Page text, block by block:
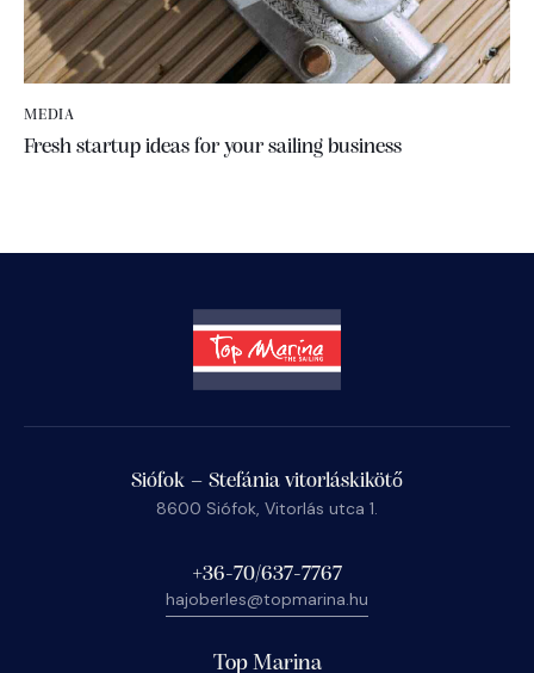
MEDIA
Fresh startup ideas for your sailing business
Siófok – Stefánia vitorláskikötő
8600 Siófok, Vitorlás utca 1.
+36-70/637-7767
hajoberles@topmarina.hu
Top Marina